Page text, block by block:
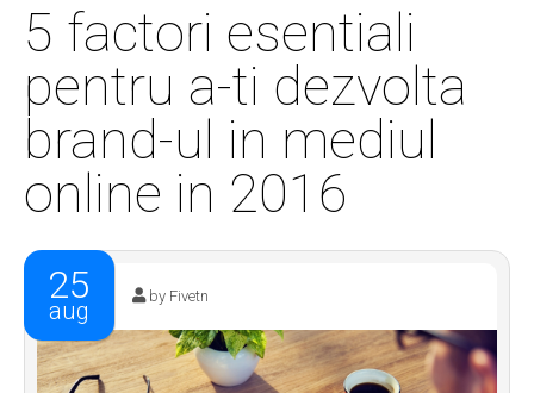
5 factori esentiali
pentru a-ti dezvolta
brand-ul in mediul
online in 2016
by Fivetn
25
aug